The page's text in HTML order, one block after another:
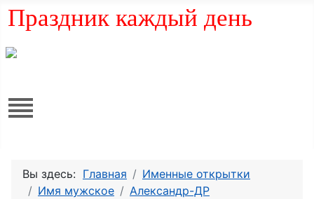
Праздник каждый день
Вы здесь: Главная
Именные открытки
Имя мужское
Александр-ДР